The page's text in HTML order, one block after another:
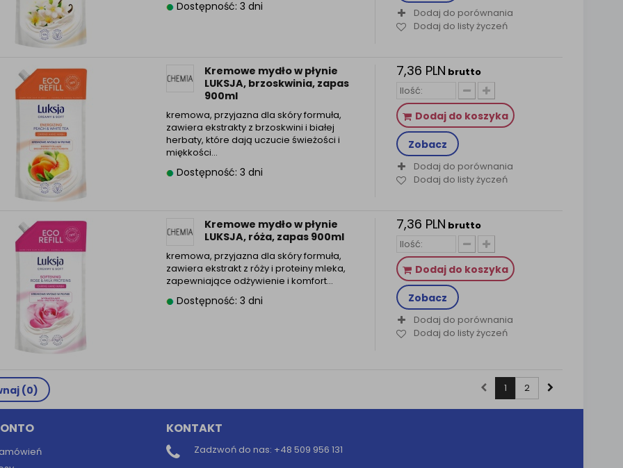
Dostępność: 3 dni
Dodaj do porównania
Dodaj do listy życzeń
Kremowe mydło w płynie
LUKSJA, brzoskwinia, zapas
900ml
kremowa, przyjazna dla skóry formuła,
zawiera ekstrakty z brzoskwini i białej
herbaty, które dają uczucie świeżości i
miękkości…
Dostępność: 3 dni
7,36 PLN brutto
Dodaj do koszyka
Zobacz
Dodaj do porównania
Dodaj do listy życzeń
Kremowe mydło w płynie
LUKSJA, róża, zapas 900ml
kremowa, przyjazna dla skóry formuła,
zawiera ekstrakt z róży i proteiny mleka,
zapewniające odżywienie i komfort…
Dostępność: 3 dni
7,36 PLN brutto
Dodaj do koszyka
Zobacz
Dodaj do porównania
Dodaj do listy życzeń
(0) 1 2
KONTAKT
Zadzwoń do nas: +48 509 956 131